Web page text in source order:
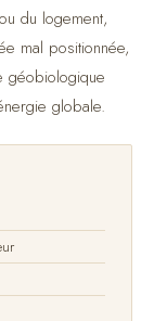
du logement,
mal positionnée,
géobiologique
globale.